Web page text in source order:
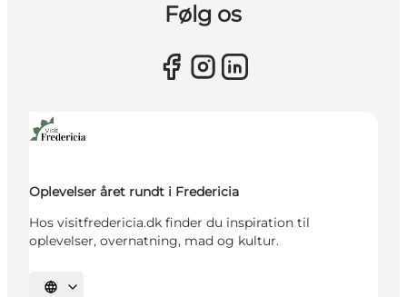
Følg os
Oplevelser året rundt i Fredericia
Hos visitfredericia.dk finder du inspiration til
oplevelser, overnatning, mad og kultur.
Vælg sprog